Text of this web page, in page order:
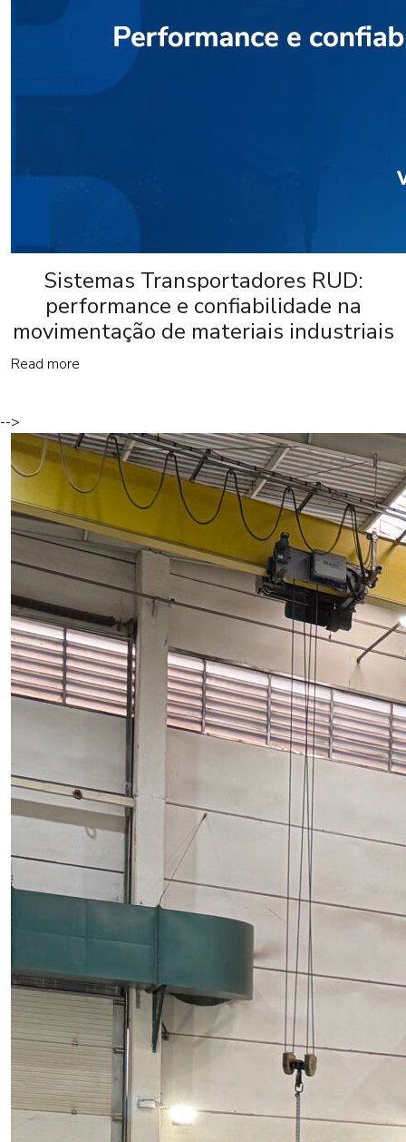
Sistemas Transportadores RUD:
performance e confiabilidade na
movimentação de materiais industriais
Read more
-->